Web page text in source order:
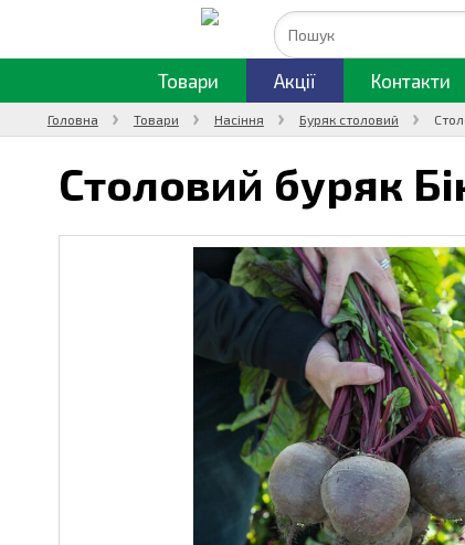
Товари Акції Контакти
Головна Товари Насіння Буряк столовий
Столовий буряк